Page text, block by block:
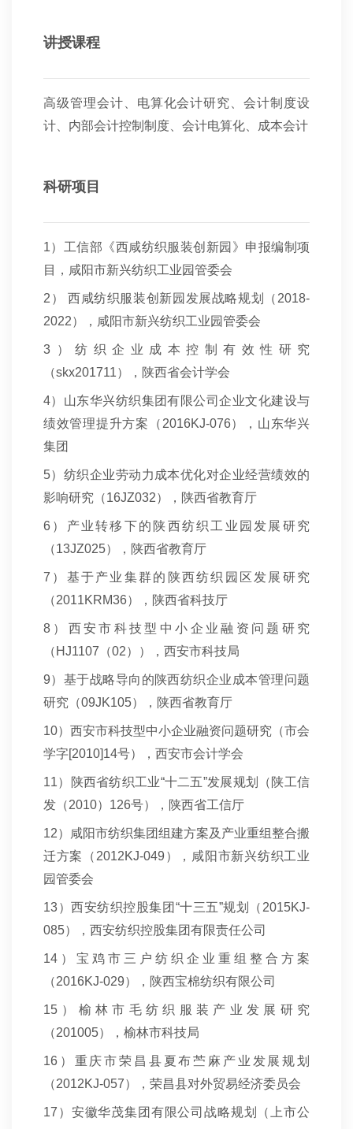
讲授课程
高级管理会计、电算化会计研究、会计制度设
计、内部会计控制制度、会计电算化、成本会计
科研项目
1）工信部《西咸纺织服装创新园》申报编制项
目，咸阳市新兴纺织工业园管委会
2 ） 西咸纺织服装创新园发展战略规划（2018-
2022），咸阳市新兴纺织工业园管委会
3 ）纺织企业成本控制有效性研究
（skx201711），陕西省会计学会
4）山东华兴纺织集团有限公司企业文化建设与
绩效管理提升方案（2016KJ-076），山东华兴
集团
5）纺织企业劳动力成本优化对企业经营绩效的
影响研究（16JZ032），陕西省教育厅
6 ）产业转移下的陕西纺织工业园发展研究
（13JZ025），陕西省教育厅
7 ）基于产业集群的陕西纺织园区发展研究
（2011KRM36），陕西省科技厅
8 ）西安市科技型中小企业融资问题研究
（HJ1107（02）），西安市科技局
9）基于战略导向的陕西纺织企业成本管理问题
研究（09JK105），陕西省教育厅
10）西安市科技型中小企业融资问题研究（市会
学字[2010]14号），西安市会计学会
11）陕西省纺织工业“十二五”发展规划（陕工信
发（2010）126号），陕西省工信厅
12）咸阳市纺织集团组建方案及产业重组整合搬
迁方案（2012KJ-049），咸阳市新兴纺织工业
园管委会
13）西安纺织控股集团“十三五”规划（2015KJ-
085），西安纺织控股集团有限责任公司
14 ）宝鸡市三户纺织企业重组整合方案
（2016KJ-029），陕西宝棉纺织有限公司
15 ）榆林市毛纺织服装产业发展研究
（201005），榆林市科技局
16 ）重庆市荣昌县夏布苎麻产业发展规划
（2012KJ-057），荣昌县对外贸易经济委员会
17 ）安徽华茂集团有限公司战略规划（上市公